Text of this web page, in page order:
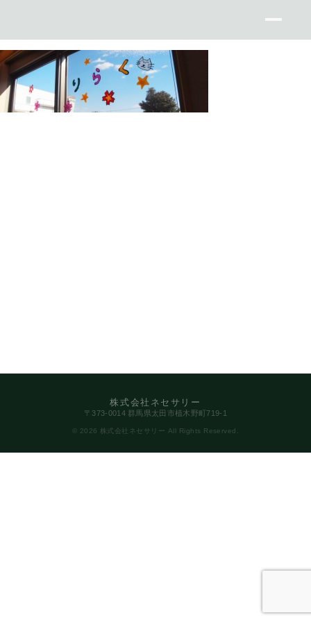
株式会社ネセサリー
〒373-0014 群馬県太田市植木野町719-1
© 2026 株式会社ネセサリー All Rights Reserved.